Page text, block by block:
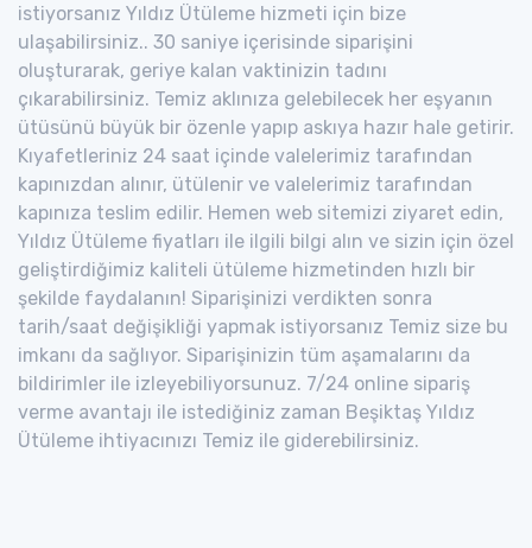
istiyorsanız Yıldız Ütüleme hizmeti için bize
ulaşabilirsiniz.. 30 saniye içerisinde siparişini
oluşturarak, geriye kalan vaktinizin tadını
çıkarabilirsiniz. Temiz aklınıza gelebilecek her eşyanın
ütüsünü büyük bir özenle yapıp askıya hazır hale getirir.
Kıyafetleriniz 24 saat içinde valelerimiz tarafından
kapınızdan alınır, ütülenir ve valelerimiz tarafından
kapınıza teslim edilir. Hemen web sitemizi ziyaret edin,
Yıldız Ütüleme fiyatları ile ilgili bilgi alın ve sizin için özel
geliştirdiğimiz kaliteli ütüleme hizmetinden hızlı bir
şekilde faydalanın! Siparişinizi verdikten sonra
tarih/saat değişikliği yapmak istiyorsanız Temiz size bu
imkanı da sağlıyor. Siparişinizin tüm aşamalarını da
bildirimler ile izleyebiliyorsunuz. 7/24 online sipariş
verme avantajı ile istediğiniz zaman Beşiktaş Yıldız
Ütüleme ihtiyacınızı Temiz ile giderebilirsiniz.